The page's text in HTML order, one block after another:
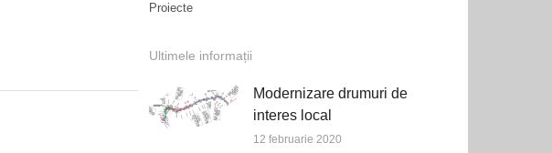
Proiecte
Ultimele informații
Modernizare drumuri de
interes local
12 februarie 2020